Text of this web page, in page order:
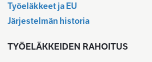
Työeläkkeet ja EU
Järjestelmän historia
TYÖELÄKKEIDEN RAHOITUS